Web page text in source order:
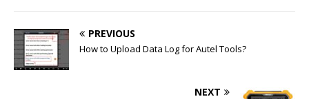
PREVIOUS
How to Upload Data Log for Autel Tools?
NEXT